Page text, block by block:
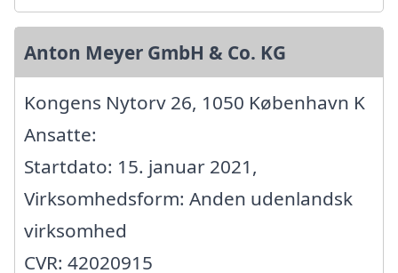
Anton Meyer GmbH & Co. KG
Kongens Nytorv 26, 1050 København K
Ansatte:
Startdato: 15. januar 2021,
Virksomhedsform: Anden udenlandsk
virksomhed
CVR: 42020915